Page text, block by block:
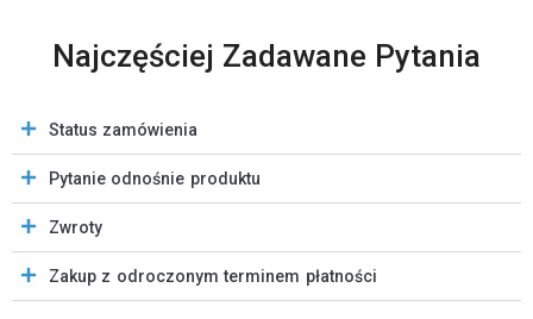
Najczęściej Zadawane Pytania
Status zamówienia
Pytanie odnośnie produktu
Zwroty
Zakup z odroczonym terminem płatności